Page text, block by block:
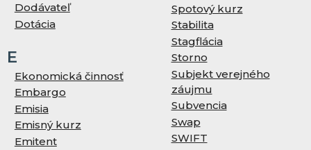
Dodávateľ
Dotácia
E
Ekonomická činnosť
Embargo
Emisia
Emisný kurz
Emitent
Spotový kurz
Stabilita
Stagflácia
Storno
Subjekt verejného
záujmu
Subvencia
Swap
SWIFT